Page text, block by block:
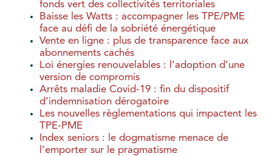
fonds vert des collectivités territoriales
Baisse les Watts : accompagner les TPE/PME
face au défi de la sobriété énergétique
Vente en ligne : plus de transparence face aux
abonnements cachés
Loi énergies renouvelables : l’adoption d’une
version de compromis
Arrêts maladie Covid-19 : fin du dispositif
d’indemnisation dérogatoire
Les nouvelles règlementations qui impactent les
TPE-PME
Index seniors : le dogmatisme menace de
l’emporter sur le pragmatisme